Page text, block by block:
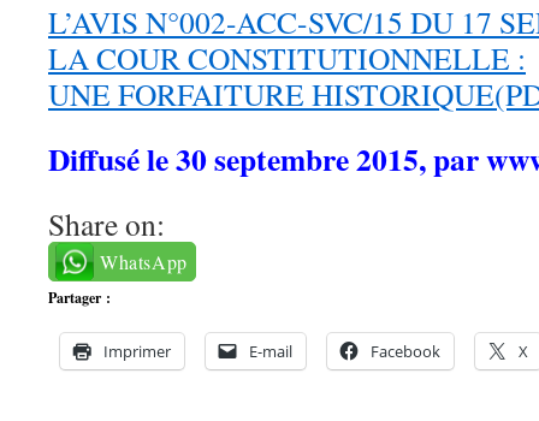
L’AVIS N°002-ACC-SVC/15 DU 17
LA COUR CONSTITUTIONNELLE :
UNE FORFAITURE
Diffusé le 30 septembre 2015, par
Share on:
WhatsApp
Partager :
Imprimer E-mail Facebook X